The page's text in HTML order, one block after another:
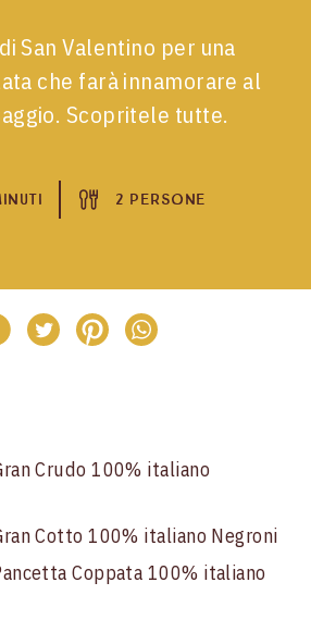
San Valentino per una
che farà innamorare al
Scopritele tutte.
2 Persone
Crudo 100% italiano
Cotto 100% italiano Negroni
Coppata 100% italiano